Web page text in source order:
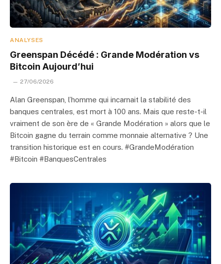
ANALYSES
Greenspan Décédé : Grande Modération vs
Bitcoin Aujourd’hui
27/06/2026
Alan Greenspan, l’homme qui incarnait la stabilité des
banques centrales, est mort à 100 ans. Mais que reste-t-il
vraiment de son ère de « Grande Modération » alors que le
Bitcoin gagne du terrain comme monnaie alternative ? Une
transition historique est en cours. #GrandeModération
#Bitcoin #BanquesCentrales